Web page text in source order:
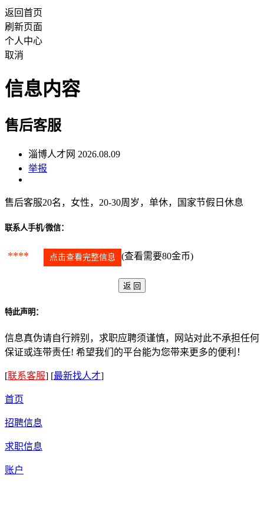
返回首页
刷新页面
个人中心
取消
信息内容
售后客服
淄博人才网 2026.08.09
举报
售后客服20名，女性，20-30周岁，单休，国家节假日休息
联系人手机/微信：
**** 点击查看完整信息 (查看需要80金币)
特此声明：
信息真伪请自行辨别，求职应聘须谨慎，网站对此不承担任何
保证或连带责任! 希望我们的平台能为您带来更多的便利！
[联系客服] [最新找人才]
首页
招聘信息
求职信息
账户